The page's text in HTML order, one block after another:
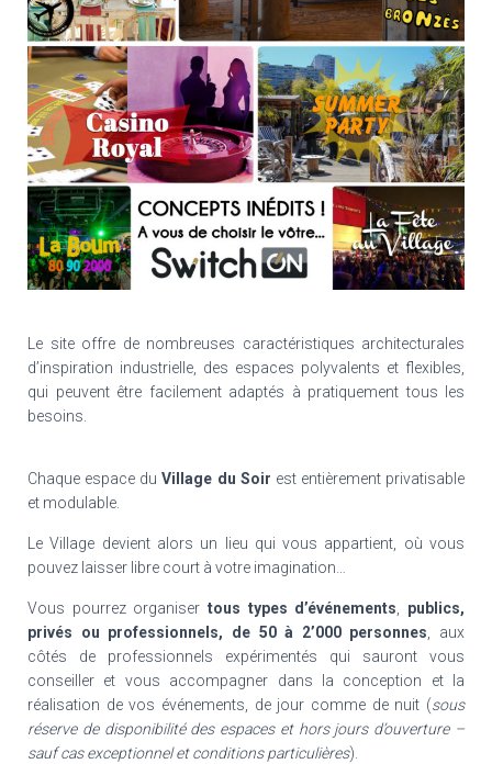
Le site offre de nombreuses caractéristiques architecturales
d’inspiration industrielle, des espaces polyvalents et flexibles,
qui peuvent être facilement adaptés à pratiquement tous les
besoins.
Chaque espace du Village du Soir est entièrement privatisable
et modulable.
Le Village devient alors un lieu qui vous appartient, où vous
pouvez laisser libre court à votre imagination…
Vous pourrez organiser tous types d’événements, publics,
privés ou professionnels, de 50 à 2’000 personnes, aux
côtés de professionnels expérimentés qui sauront vous
conseiller et vous accompagner dans la conception et la
réalisation de vos événements, de jour comme de nuit (sous
réserve de disponibilité des espaces et hors jours d’ouverture –
sauf cas exceptionnel et conditions particulières).